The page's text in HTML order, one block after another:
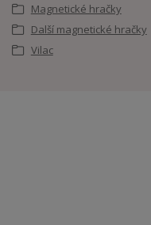
Magnetické hračky
Další magnetické hračky
Vilac